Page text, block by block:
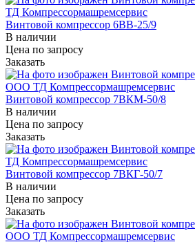
Винтовой компрессор 6ВВ-25/9
В наличии
Цена по запросу
Заказать
Винтовой компрессор 7ВКМ-50/8
В наличии
Цена по запросу
Заказать
Винтовой компрессор 7ВКГ-50/7
В наличии
Цена по запросу
Заказать